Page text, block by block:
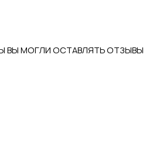
ВЫ МОГЛИ ОСТАВЛЯТЬ ОТЗЫВЫ